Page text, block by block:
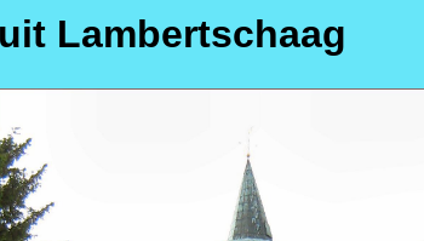
Lambertschaag